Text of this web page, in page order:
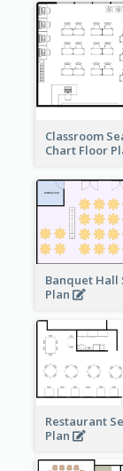
Classroom
Chart Floor
Banquet Hall
Plan
Restaurant
Plan